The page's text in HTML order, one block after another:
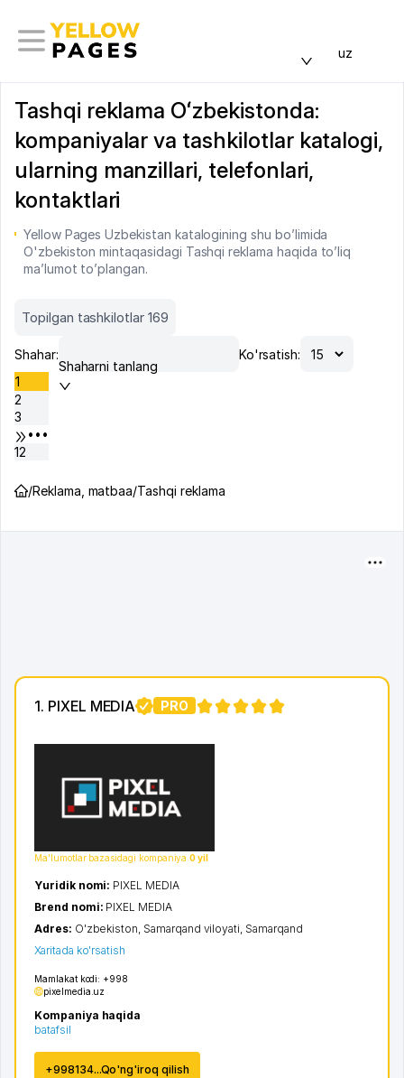
uz
Tashqi reklama Oʻzbekistonda:
kompaniyalar va tashkilotlar katalogi,
ularning manzillari, telefonlari,
kontaktlari
Yellow Pages Uzbekistan katalogining shu bo’limida
O'zbekiston mintaqasidagi Tashqi reklama haqida to’liq
ma’lumot to’plangan.
Topilgan tashkilotlar 169
Shahar:
Shaharni tanlang
Ko'rsatish:
1
2
3
•••
12
/Reklama, matbaa/Tashqi reklama
1. PIXEL MEDIA
PRO
Ma'lumotlar bazasidagi kompaniya0 yil
Mamlakat kodi: +998
pixelmedia.uz
Kompaniya haqida
batafsil
+998134...Qo'ng'iroq qilish
Yuridik nomi: PIXEL MEDIA
Brend nomi: PIXEL MEDIA
Adres: O'zbekiston, Samarqand viloyati, Samarqand
Xaritada ko'rsatish